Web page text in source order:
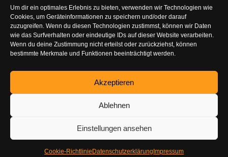
Um dir ein optimales Erlebnis zu bieten, verwenden wir Technologien wie
Cookies, um Geräteinformationen zu speichern und/oder darauf
zuzugreifen. Wenn du diesen Technologien zustimmst, können wir Daten
wie das Surfverhalten oder eindeutige IDs auf dieser Website verarbeiten.
Wenn du deine Zustimmung nicht erteilst oder zurückziehst, können
bestimmte Merkmale und Funktionen beeinträchtigt werden.
Akzeptieren
Ablehnen
Einstellungen ansehen
Cookie-Richtlinie Datenschutzerklärung Impressum
Sa. 10.00 -
14.00
So.
geschlossen
7777801
info@tuning-
vor-ort.com
DE-86179
g
Impressu
m